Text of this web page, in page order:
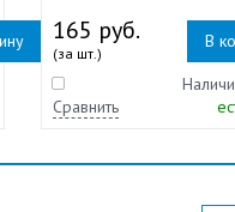
165 руб.
(за шт.)
В
Сравнить